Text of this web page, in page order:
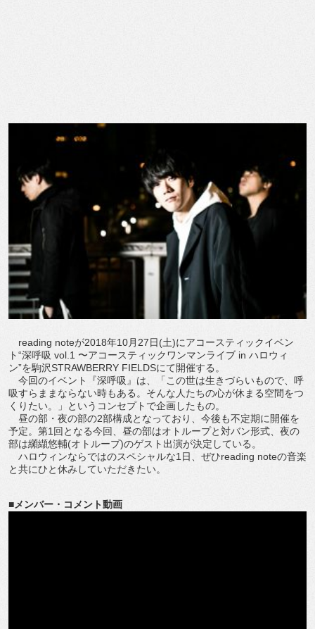
reading noteが2018年10月27日(土)にアコースティックイベン
ト“深呼吸 vol.1 〜アコースティックワンマンライブ in ハロウィ
ン”を駒沢STRAWBERRY FIELDSにて開催する。
今回のイベント『深呼吸』は、「この世は生きづらいもので、呼
吸すらままならない時もある。そんな人たちの心が休まる空間をつ
くりたい。」というコンセプトで企画したもの。
昼の部・夜の部の2部構成となっており、今後も不定期に開催を
予定。第1回となる今回、昼の部はオトループと対バン形式、夜の
部は纐纈悠輔(オトループ)のゲスト出演が決定している。
ハロウィンならではのスペシャルな1日、ぜひreading noteの音楽
と共にひと休みしていただきたい。
■メンバー・コメント動画